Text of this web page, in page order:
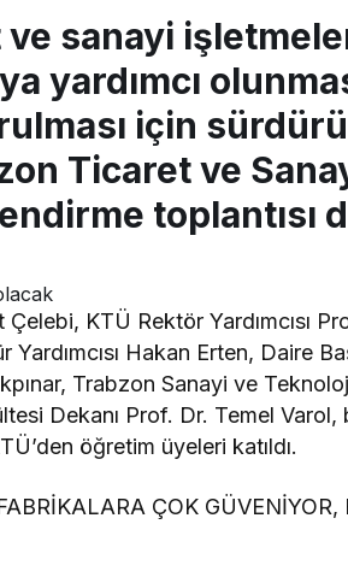
ve sanayi
yardımcı
için
Ticaret ve
toplantısı
Çelebi, KTÜ Rektör Yardımcısı
Yardımcısı Hakan Erten, Daire
Trabzon Sanayi ve
Dekanı Prof. Dr. Temel Varol,
öğretim üyeleri katıldı.
ÇOK